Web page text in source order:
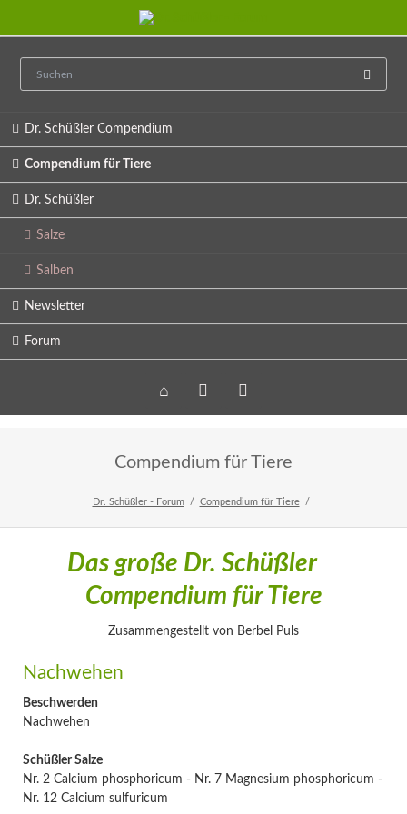
Dr. Schüßler Compendium
Compendium für Tiere
Dr. Schüßler
Salze
Salben
Newsletter
Forum
Veranstaltungen
Newsletter
Compendium für Tiere
Dr. Schüßler - Forum Compendium für Tiere
Das große Dr. Schüßler
Compendium für Tiere
Zusammengestellt von Berbel Puls
Nachwehen
Beschwerden
Nachwehen
Schüßler Salze
Nr. 2 Calcium phosphoricum - Nr. 7 Magnesium phosphoricum -
Nr. 12 Calcium sulfuricum